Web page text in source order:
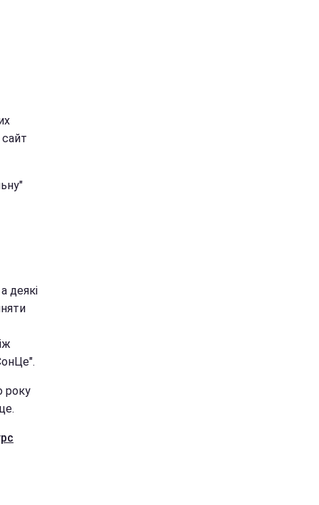
деякі
року